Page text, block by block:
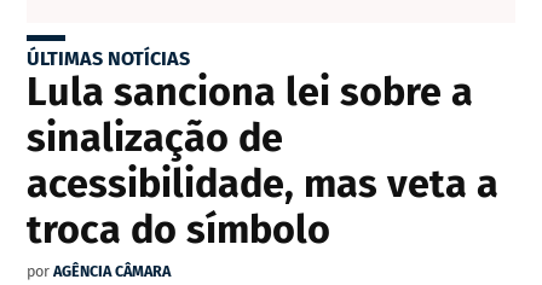
ÚLTIMAS NOTÍCIAS
Lula sanciona lei sobre a
sinalização de
acessibilidade, mas veta a
troca do símbolo
por AGÊNCIA CÂMARA